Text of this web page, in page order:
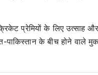
प्रेमियों के लिए उत्साह और
पाकिस्तान के बीच होने वाले